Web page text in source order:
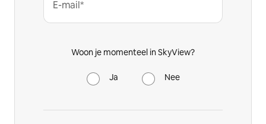
E-mail*
Woon je momenteel in SkyView?
Ja Nee